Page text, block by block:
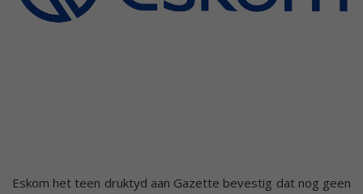
Eskom het teen druktyd aan Gazette bevestig dat nog geen